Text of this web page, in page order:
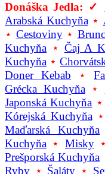
Donáška Jedla: ✓
Arabská Kuchyňa⋆
⋆ Cestoviny⋆
Kuchyňa ⋆ Čaj A
Kuchyňa ⋆
Doner Kebab ⋆
Grécka Kuchyňa⋆
Japonská Kuchyňa
Kórejská Kuchyňa⋆
Maďarská Kuchyňa
Kuchyňa ⋆ Misky
Prešporská Kuchyňa
Ryby ⋆ Šaláty ⋆